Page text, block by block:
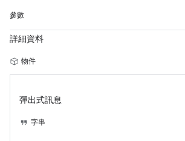
參數
詳細資料
物件
彈出式訊息
字串